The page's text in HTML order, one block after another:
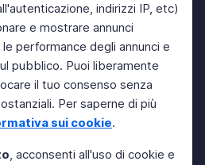
indirizzi IP, etc)
e mostrare annunci
performance degli annunci e
pubblico. Puoi liberamente
il tuo consenso senza
Per saperne di più
sui cookie.
, acconsenti all'uso di cookie e